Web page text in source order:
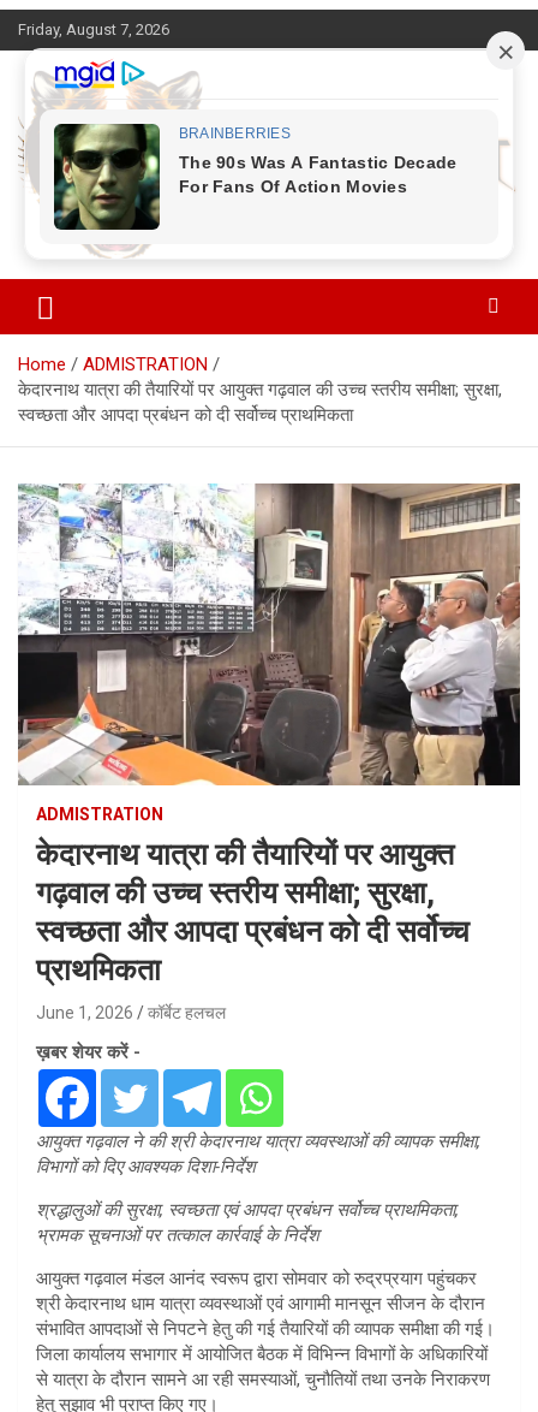
Skip
to
content
Friday, August 7, 2026
Corbett Halchal (कॉर्बेट हलचल)
Home
ADMISTRATION
केदारनाथ यात्रा की तैयारियों पर आयुक्त गढ़वाल की उच्च स्तरीय समीक्षा; सुरक्षा,
स्वच्छता और आपदा प्रबंधन को दी सर्वोच्च प्राथमिकता
ADMISTRATION
केदारनाथ यात्रा की तैयारियों पर आयुक्त
गढ़वाल की उच्च स्तरीय समीक्षा; सुरक्षा,
स्वच्छता और आपदा प्रबंधन को दी सर्वोच्च
प्राथमिकता
June 1, 2026 कॉर्बेट हलचल
ख़बर शेयर करें -
आयुक्त गढ़वाल ने की श्री केदारनाथ यात्रा व्यवस्थाओं की व्यापक समीक्षा,
विभागों को दिए आवश्यक दिशा-निर्देश
श्रद्धालुओं की सुरक्षा, स्वच्छता एवं आपदा प्रबंधन सर्वोच्च प्राथमिकता,
भ्रामक सूचनाओं पर तत्काल कार्रवाई के निर्देश
आयुक्त गढ़वाल मंडल आनंद स्वरूप द्वारा सोमवार को रुद्रप्रयाग पहुंचकर
श्री केदारनाथ धाम यात्रा व्यवस्थाओं एवं आगामी मानसून सीजन के दौरान
संभावित आपदाओं से निपटने हेतु की गई तैयारियों की व्यापक समीक्षा की गई।
जिला कार्यालय सभागार में आयोजित बैठक में विभिन्न विभागों के अधिकारियों
से यात्रा के दौरान सामने आ रही समस्याओं, चुनौतियों तथा उनके निराकरण
हेतु सुझाव भी प्राप्त किए गए।